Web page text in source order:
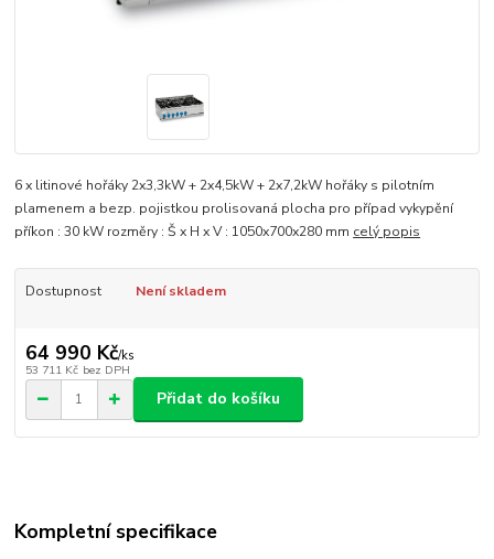
6 x litinové hořáky 2x3,3kW + 2x4,5kW + 2x7,2kW hořáky s pilotním
plamenem a bezp. pojistkou prolisovaná plocha pro případ vykypění
příkon : 30 kW rozměry : Š x H x V : 1050x700x280 mm celý popis
Dostupnost Není skladem
64 990 Kč/ks
53 711 Kč bez DPH
Přidat do košíku
Kompletní specifikace